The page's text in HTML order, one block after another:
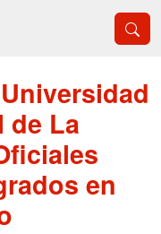
de La
en